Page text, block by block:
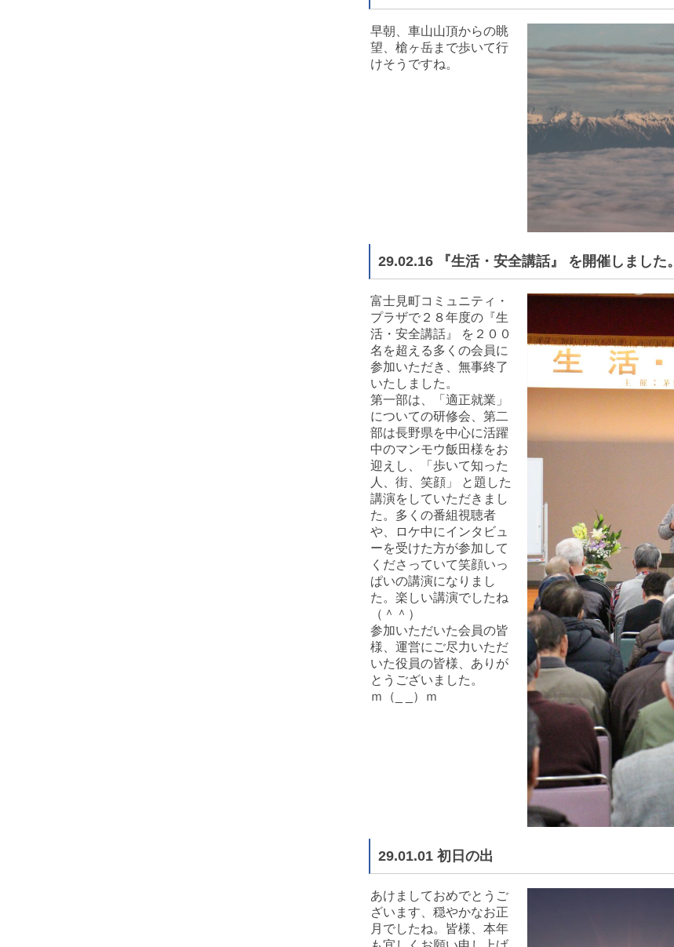
早朝、車山山頂からの眺
望、槍ヶ岳まで歩いて行
けそうですね。
29.02.16 『生活・安全講話』 を開催しました。
富士見町コミュニティ・
プラザで２８年度の『生
活・安全講話』 を２００
名を超える多くの会員に
参加いただき、無事終了
いたしました。
第一部は、「適正就業」
についての研修会、第二
部は長野県を中心に活躍
中のマンモウ飯田様をお
迎えし、「歩いて知った
人、街、笑顔」 と題した
講演をしていただきまし
た。多くの番組視聴者
や、ロケ中にインタビュ
ーを受けた方が参加して
くださっていて笑顔いっ
ぱいの講演になりまし
た。楽しい講演でしたね
（＾＾）
参加いただいた会員の皆
様、運営にご尽力いただ
いた役員の皆様、ありが
とうございました。
ｍ（_ _）ｍ
29.01.01 初日の出
あけましておめでとうご
ざいます、穏やかなお正
月でしたね。皆様、本年